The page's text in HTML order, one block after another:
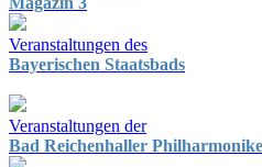
Veranstaltungen des
Bayerischen Staatsbads
Veranstaltungen der
Bad Reichenhaller